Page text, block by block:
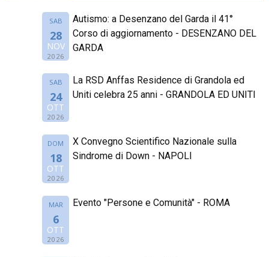
SAB
28
NOV
2026
Autismo: a Desenzano del Garda il 41°
Corso di aggiornamento - DESENZANO DEL
GARDA
SAB
24
OTT
2026
La RSD Anffas Residence di Grandola ed
Uniti celebra 25 anni - GRANDOLA ED UNITI
DOM
18
OTT
2026
X Convegno Scientifico Nazionale sulla
Sindrome di Down - NAPOLI
MAR
6
OTT
2026
Evento "Persone e Comunità" - ROMA